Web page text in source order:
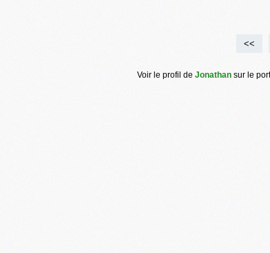
<<
Voir le profil de Jonathan sur le